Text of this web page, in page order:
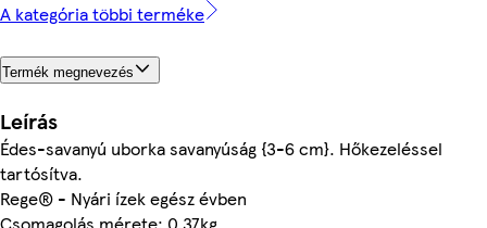
A kategória többi terméke
Termék megnevezés
Leírás
Édes-savanyú uborka savanyúság {3-6 cm}. Hőkezeléssel
tartósítva.
Rege® - Nyári ízek egész évben
Csomagolás mérete: 0.37kg